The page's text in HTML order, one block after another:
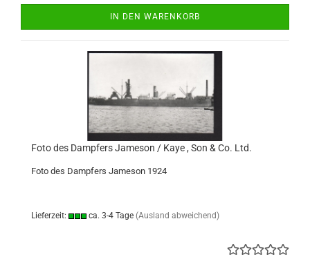
IN DEN WARENKORB
Foto des Dampfers Jameson / Kaye , Son & Co. Ltd.
Foto des Dampfers Jameson 1924
Lieferzeit: ca. 3-4 Tage (Ausland abweichend)